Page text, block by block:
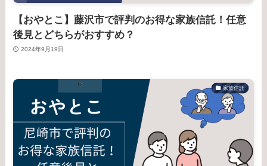
【おやとこ】藤沢市で評判のお得な家族信託！任意
後見とどちらがおすすめ？
2024年9月19日
家族信託